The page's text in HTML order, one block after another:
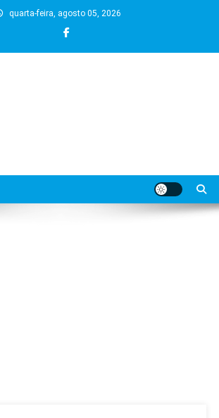
quarta-feira, agosto 05, 2026